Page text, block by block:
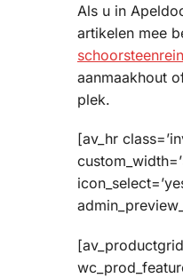
Als u in
artikelen mee
aanmaakhout
plek.
[av_hr
[av_productgrid